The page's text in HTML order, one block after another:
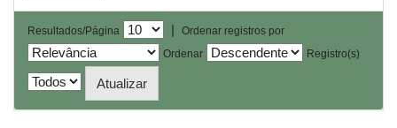
Resultados/Página |
Ordenar registros por
Ordenar
Registro(s)